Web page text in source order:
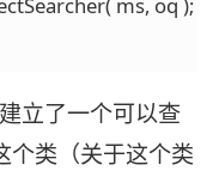
立了一个可以查
类（关于这个类